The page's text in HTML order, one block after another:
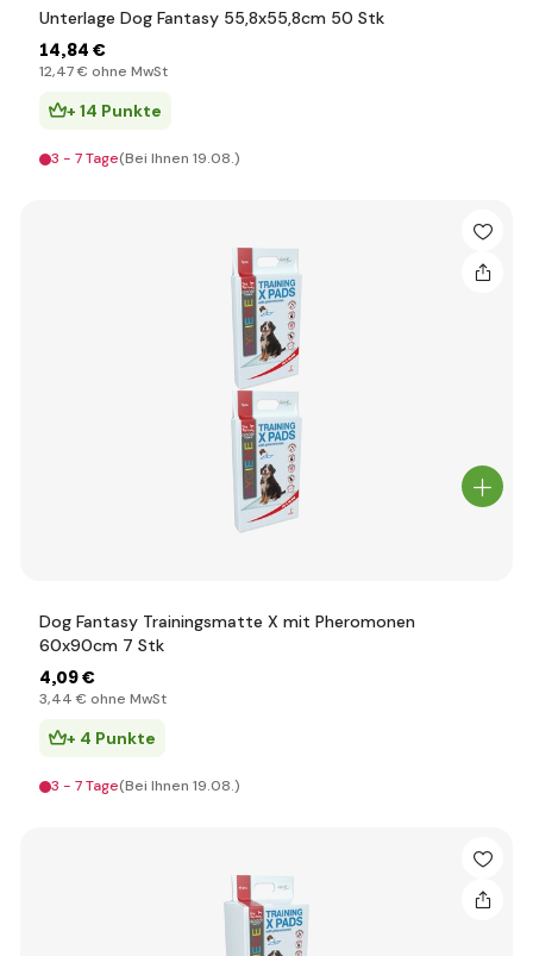
Unterlage Dog Fantasy 55,8x55,8cm 50 Stk
14,84 €
12,47 € ohne MwSt
+ 14 Punkte
3 - 7 Tage(Bei Ihnen 19.08.)
Dog Fantasy Trainingsmatte X mit Pheromonen
60x90cm 7 Stk
4,09 €
3,44 € ohne MwSt
+ 4 Punkte
3 - 7 Tage(Bei Ihnen 19.08.)